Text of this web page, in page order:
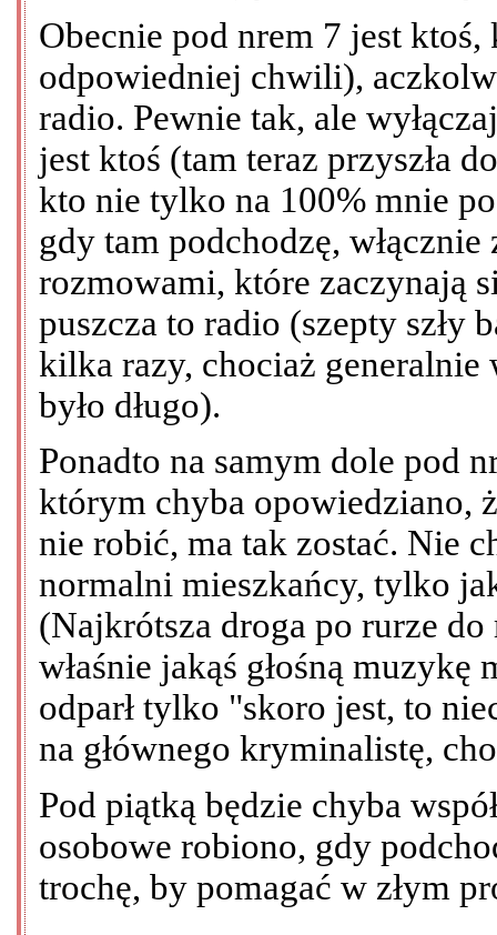
Obecnie pod nrem 7 jest
odpowiedniej chwili),
radio. Pewnie tak, ale
jest ktoś (tam teraz przyszła
kto nie tylko na 100% mnie
gdy tam podchodzę,
rozmowami, które zaczynają
puszcza to radio (szepty szły
kilka razy, chociaż generalnie
było długo).
Ponadto na samym dole pod
którym chyba opowiedziano,
nie robić, ma tak zostać. Nie
normalni mieszkańcy, tylko
(Najkrótsza droga po rurze
właśnie jakąś głośną muzykę
odparł tylko "skoro jest, to
na głównego kryminalistę,
Pod piątką będzie chyba
osobowe robiono, gdy
trochę, by pomagać w złym